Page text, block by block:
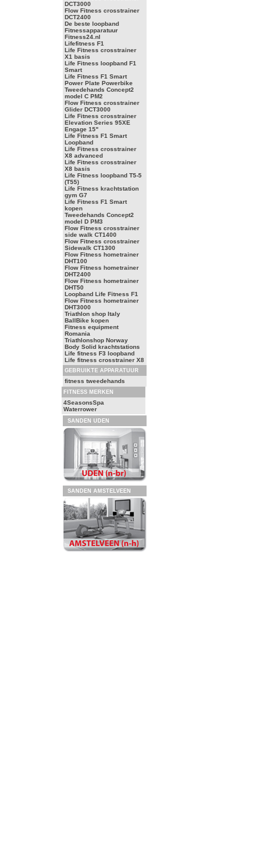
DCT3000
Flow Fitness crosstrainer
DCT2400
De beste loopband
Fitnessapparatuur
Fitness24.nl
Lifefitness F1
Life Fitness crosstrainer
X1 basis
Life Fitness loopband F1
Smart
Life Fitness F1 Smart
Power Plate Powerbike
Tweedehands Concept2
model C PM2
Flow Fitness crosstrainer
Glider DCT3000
Life Fitness crosstrainer
Elevation Series 95XE
Engage 15"
Life Fitness F1 Smart
Loopband
Life Fitness crosstrainer
X8 advanced
Life Fitness crosstrainer
X8 basis
Life Fitness loopband T5-5
(T55)
Life Fitness krachtstation
gym G7
Life Fitness F1 Smart
kopen
Tweedehands Concept2
model D PM3
Flow Fitness crosstrainer
side walk CT1400
Flow Fitness crosstrainer
Sidewalk CT1300
Flow Fitness hometrainer
DHT100
Flow Fitness hometrainer
DHT2400
Flow Fitness hometrainer
DHT50
Loopband Life Fitness F1
Flow Fitness hometrainer
DHT3000
Triathlon shop Italy
BallBike kopen
Fitness equipment
Romania
Triathlonshop Norway
Body Solid krachtstations
Life fitness F3 loopband
Life fitness crosstrainer X8
GEBRUIKTE APPARATUUR
fitness tweedehands
FITNESS MERKEN
4SeasonsSpa
Waterrower
SANDEN UDEN
SANDEN AMSTELVEEN